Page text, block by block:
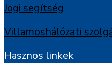
Jogi segítség
Villamoshálózati
Hasznos linkek